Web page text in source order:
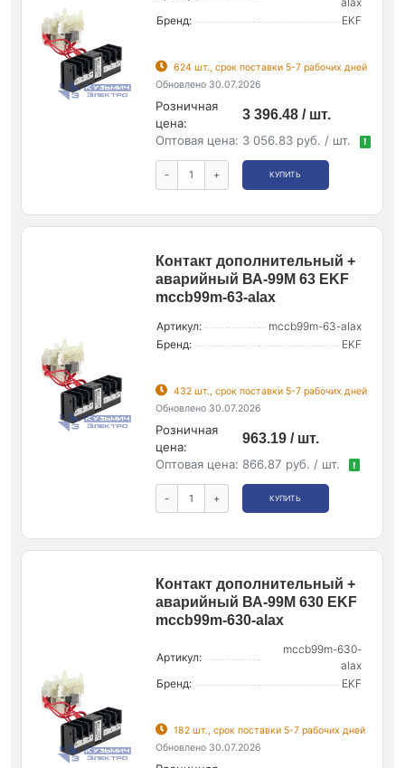
Бренд:
EKF
624 шт., срок поставки 5-7 рабочих дней
Обновлено 30.07.2026
Розничная
цена:
3 396.48 / шт.
Оптовая цена: 3 056.83 руб. / шт. !
- + КУПИТЬ
Контакт дополнительный +
аварийный ВА-99М 63 EKF
mccb99m-63-alax
Артикул:
mccb99m-63-alax
Бренд:
EKF
432 шт., срок поставки 5-7 рабочих дней
Обновлено 30.07.2026
Розничная
цена:
963.19 / шт.
Оптовая цена: 866.87 руб. / шт. !
- + КУПИТЬ
Контакт дополнительный +
аварийный ВА-99М 630 EKF
mccb99m-630-alax
Артикул:
mccb99m-630-
alax
Бренд:
EKF
182 шт., срок поставки 5-7 рабочих дней
Обновлено 30.07.2026